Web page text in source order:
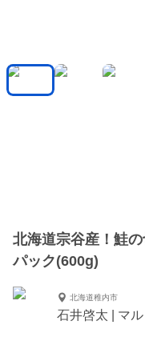
北海道宗谷産！鮭
パック(600g)
北海道稚内市
石井啓太 | マ